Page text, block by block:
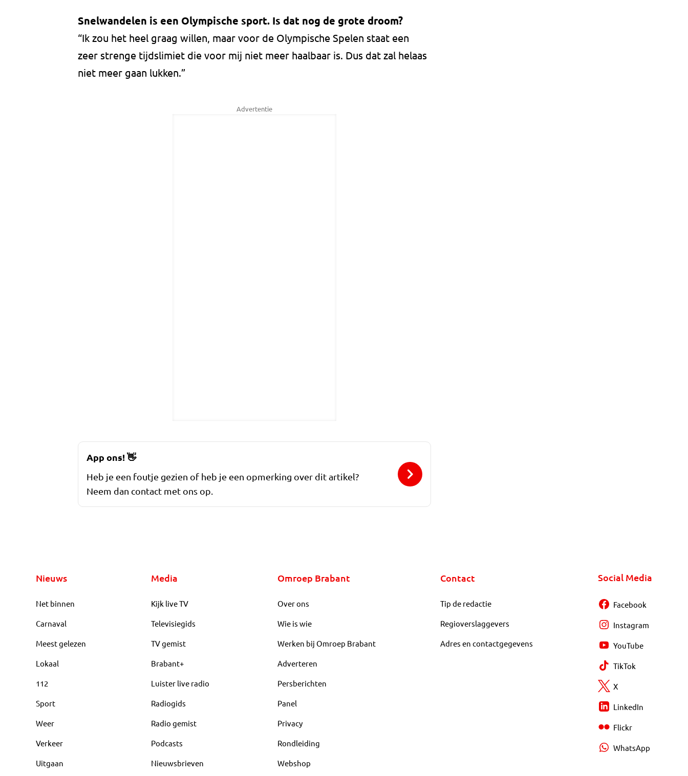
Snelwandelen is een Olympische sport. Is dat nog de grote droom?
“Ik zou het heel graag willen, maar voor de Olympische Spelen staat een
zeer strenge tijdslimiet die voor mij niet meer haalbaar is. Dus dat zal helaas
niet meer gaan lukken.”
Advertentie
App ons!👋
Heb je een foutje gezien of heb je een opmerking over dit artikel?
Neem dan contact met ons op.
Nieuws
Net binnen
Carnaval
Meest gelezen
Lokaal
112
Sport
Weer
Verkeer
Uitgaan
Media
Kijk live TV
Televisiegids
TV gemist
Brabant+
Luister live radio
Radiogids
Radio gemist
Podcasts
Nieuwsbrieven
Omroep Brabant
Over ons
Wie is wie
Werken bij Omroep Brabant
Adverteren
Persberichten
Panel
Privacy
Rondleiding
Webshop
Contact
Tip de redactie
Regioverslaggevers
Adres en contactgegevens
Social Media
Facebook
Instagram
YouTube
TikTok
X
LinkedIn
Flickr
WhatsApp